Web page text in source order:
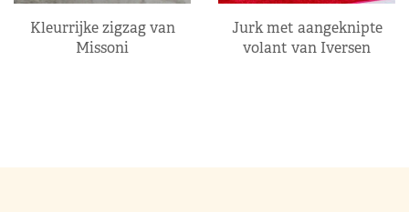
Kleurrijke zigzag van
Missoni
Jurk met aangeknipte
volant van Iversen